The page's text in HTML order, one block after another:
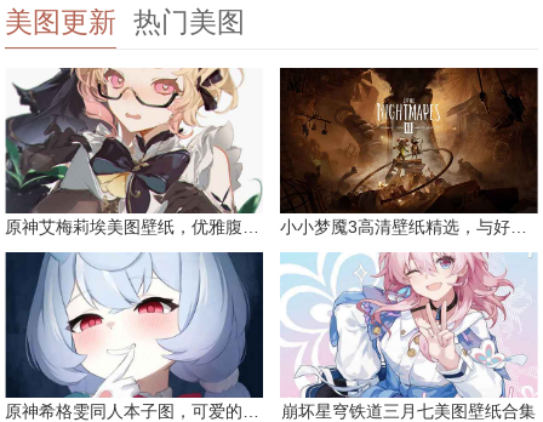
美图更新 热门美图
小小梦魇3高清壁纸精选，与好友一同面对恐惧
崩坏星穹铁道三月七美图壁纸合集